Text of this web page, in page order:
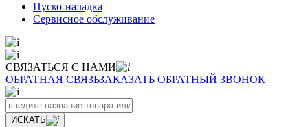
Пуско-наладка
Сервисное обслуживание
СВЯЗАТЬСЯ С НАМИ
ОБРАТНАЯ СВЯЗЬЗАКАЗАТЬ ОБРАТНЫЙ ЗВОНОК
ИСКАТЬ